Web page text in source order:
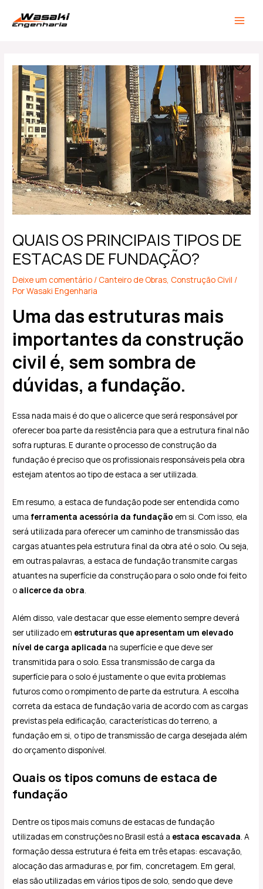
para
QUAIS OS PRINCIPAIS TIPOS DE
ESTACAS DE FUNDAÇÃO?
Deixe um comentário / Canteiro de Obras, Construção Civil /
PorWasaki Engenharia
Uma das estruturas mais
importantes da construção
civil é, sem sombra de
dúvidas, a fundação.
Essa nada mais é do que o alicerce que será responsável por
oferecer boa parte da resistência para que a estrutura final não
sofra rupturas. E durante o processo de construção da
fundação é preciso que os profissionais responsáveis pela obra
estejam atentos ao tipo de estaca a ser utilizada.
Em resumo, a estaca de fundação pode ser entendida como
uma ferramenta acessória da fundação em si. Com isso, ela
será utilizada para oferecer um caminho de transmissão das
cargas atuantes pela estrutura final da obra até o solo. Ou seja,
em outras palavras, a estaca de fundação transmite cargas
atuantes na superfície da construção para o solo onde foi feito
o alicerce da obra
Além disso, vale destacar que esse elemento sempre deverá
ser utilizado em estruturas que apresentam um elevado
nível de carga aplicada na superfície e que deve ser
transmitida para o solo. Essa transmissão de carga da
superfície para o solo é justamente o que evita problemas
futuros como o rompimento de parte da estrutura. A escolha
correta da estaca de fundação varia de acordo com as cargas
previstas pela edificação, características do terreno, a
fundação em si, o tipo de transmissão de carga desejada além
do orçamento disponível.
Quais os tipos comuns de estaca de
fundação
Dentre os tipos mais comuns de estacas de fundação
utilizadas em construções no Brasil está a estaca escavada. A
formação dessa estrutura é feita em três etapas: escavação,
alocação das armaduras e, por fim, concretagem. Em geral,
elas são utilizadas em vários tipos de solo, sendo que deve
navigation